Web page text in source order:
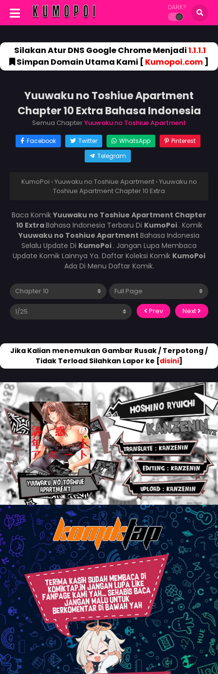
DARK?
Silakan Atur DNS Google Chrome Menjadi1.1.1.1
Simpan Domain Utama Kami [ Kumopoi.com]
Yuuwaku no Toshiue Apartment
Chapter 10 Extra Bahasa Indonesia
Semua ChapterYuuwaku no Toshiue Apartment
Facebook Twitter WhatsApp
Pinterest
Telegram
KumoPoi › Yuuwaku no Toshiue Apartment › Yuuwaku no
Toshiue Apartment Chapter 10 Extra
Baca Komik Yuuwaku no Toshiue Apartment Chapter
10 ExtraBahasa Indonesia Terbaru Di KumoPoi . Komik
Yuuwaku no Toshiue Apartment Bahasa Indonesia
Selalu Update Di KumoPoi . Jangan Lupa Membaca
Update Komik Lainnya Ya. Daftar Koleksi Komik KumoPoi
Ada Di Menu Daftar Komik.
Prev Next
Jika Kalian menemukan Gambar Rusak / Terpotong /
Tidak Terload Silahkan Lapor ke [disini]